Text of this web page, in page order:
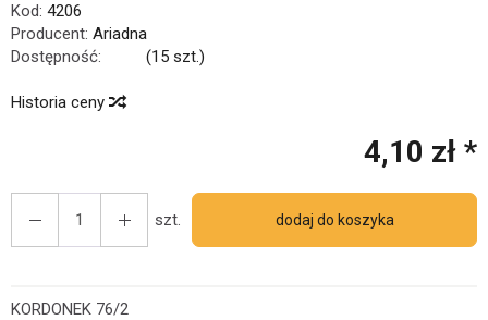
Kod: 4206
Producent: Ariadna
Dostępność:
(15 szt.)
Historia ceny
4,10 zł *
szt. dodaj do koszyka
KORDONEK 76/2